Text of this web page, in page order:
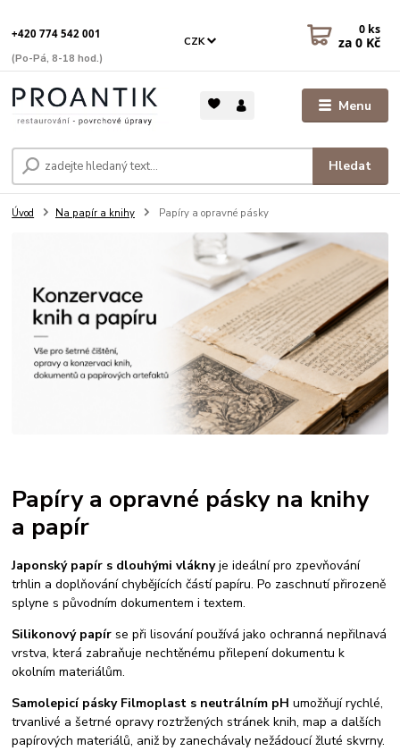
Menu
CZK
Hledat
+420 774 542 001
(Po-Pá, 8-18 hod.)
0 ks
za 0 Kč
Úvod Na papír a knihy Papíry a opravné pásky
Papíry a opravné pásky na knihy
a papír
Japonský papír s dlouhými vláknyje ideální pro zpevňování
trhlin a doplňování chybějících částí papíru. Po zaschnutí přirozeně
splyne s původním dokumentem i textem.
Silikonový papír se při lisování používá jako ochranná nepřilnavá
vrstva, která zabraňuje nechtěnému přilepení dokumentu k
okolním materiálům.
Samolepicí pásky Filmoplast s neutrálním pH umožňují rychlé,
trvanlivé a šetrné opravy roztržených stránek knih, map a dalších
papírových materiálů, aniž by zanechávaly nežádoucí žluté skvrny.